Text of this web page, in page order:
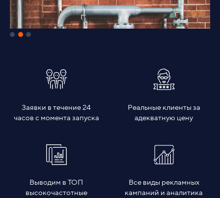
Заявки в течение 24
часов с момента запуска
Реальные клиенты за
адекватную цену
Выводим в ТОП
высокочастотные
Все виды рекламных
кампаний и аналитика